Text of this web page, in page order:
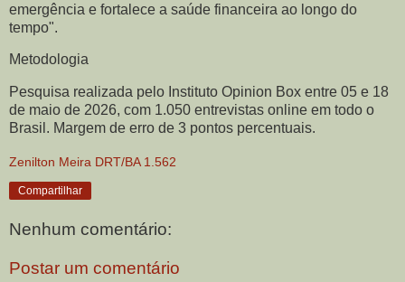
emergência e fortalece a saúde financeira ao longo do
tempo".
Metodologia
Pesquisa realizada pelo Instituto Opinion Box entre 05 e 18
de maio de 2026, com 1.050 entrevistas online em todo o
Brasil. Margem de erro de 3 pontos percentuais.
Zenilton Meira DRT/BA 1.562
Compartilhar
Nenhum comentário:
Postar um comentário